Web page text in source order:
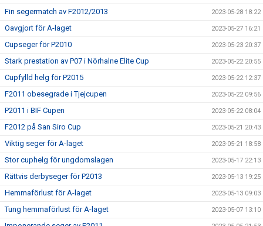
Fin segermatch av F2012/2013 2023-05-28 18:22
Oavgjort för A-laget 2023-05-27 16:21
Cupseger för P2010 2023-05-23 20:37
Stark prestation av P07 i Nörhalne Elite Cup 2023-05-22 20:55
Cupfylld helg för P2015 2023-05-22 12:37
F2011 obesegrade i Tjejcupen 2023-05-22 09:56
P2011 i BIF Cupen 2023-05-22 08:04
F2012 på San Siro Cup 2023-05-21 20:43
Viktig seger för A-laget 2023-05-21 18:58
Stor cuphelg för ungdomslagen 2023-05-17 22:13
Rättvis derbyseger för P2013 2023-05-13 19:25
Hemmaförlust för A-laget 2023-05-13 09:03
Tung hemmaförlust för A-laget 2023-05-07 13:10